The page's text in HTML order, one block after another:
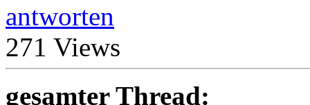
antworten
271 Views
gesamter Thread: